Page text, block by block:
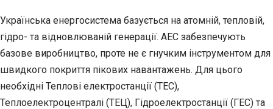
Українська енергосистема базується на атомній, тепловій,
гідро- та відновлюваній генерації. АЕС забезпечують
базове виробництво, проте не є гнучким інструментом для
швидкого покриття пікових навантажень. Для цього
необхідні Теплові електростанції (ТЕС),
Теплоелектроцентралі (ТЕЦ), Гідроелектростанції (ГЕС) та